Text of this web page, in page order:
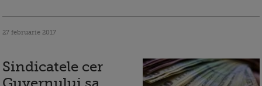
27 februarie 2017
Sindicatele cer